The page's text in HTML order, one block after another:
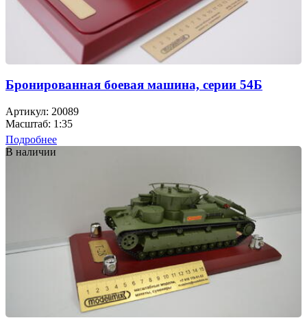
Бронированная боевая машина, серии 54Б
Артикул: 20089
Масштаб: 1:35
Подробнее
В наличии